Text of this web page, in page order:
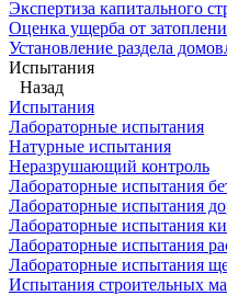
Экспертиза капитального
Оценка ущерба от
Установление раздела
Испытания
Назад
Испытания
Лабораторные испытания
Натурные испытания
Неразрушающий контроль
Лабораторные испытания
Лабораторные испытания
Лабораторные испытания
Лабораторные испытания
Лабораторные испытания
Испытания строительных